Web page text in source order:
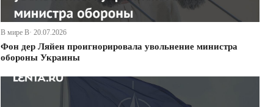
В мире В· 20.07.2026
Фон дер Ляйен проигнорировала увольнение министра
обороны Украины